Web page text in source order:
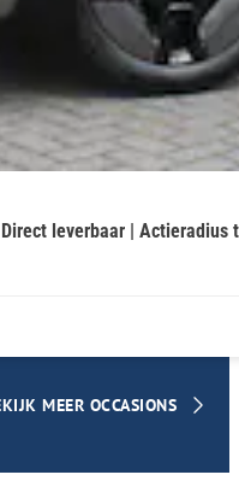
leverbaar |
MEER OCCASIONS